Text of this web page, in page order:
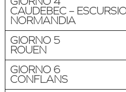
CAUDEBEC –
NORMANDIA
GIORNO 5
ROUEN
GIORNO 6
CONFLANS